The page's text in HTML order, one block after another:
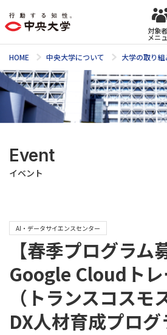
対象
メニ
HOME 中央大学について 大学の取り組
Event
イベント
AI・データサイエンスセンター
【春季プログラム
Google Cloudト
（トランスコスモ
DX人材育成プログ